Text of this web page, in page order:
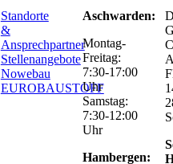
Standorte
&
Ansprechpartner
Stellenangebote
Nowebau
EUROBAUSTOFF
Aschwarden:
Montag-
Freitag:
7:30-17:00
Uhr
Samstag:
7:30-12:00
Uhr
Hambergen: